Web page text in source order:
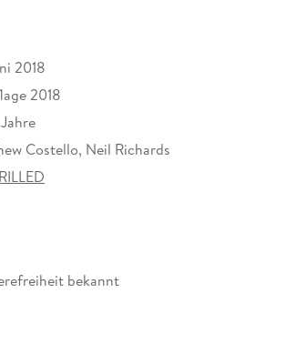
2018
2018
Costello, Neil Richards
luebbe.de
bekannt